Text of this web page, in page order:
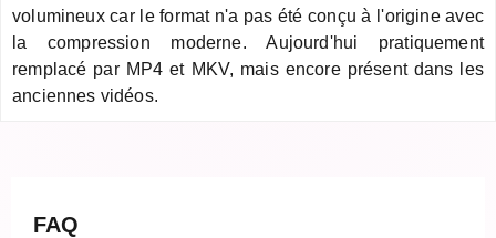
volumineux car le format n'a pas été conçu à l'origine avec
la compression moderne. Aujourd'hui pratiquement
remplacé par MP4 et MKV, mais encore présent dans les
anciennes vidéos.
FAQ